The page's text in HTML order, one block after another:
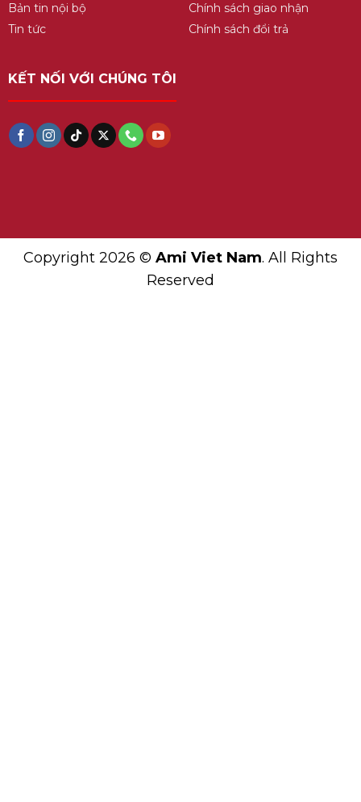
Bản tin nội bộ
Tin tức
Chính sách giao nhận
Chính sách đổi trả
KẾT NỐI VỚI CHÚNG TÔI
Copyright 2026 © Ami Viet Nam. All Rights
Reserved